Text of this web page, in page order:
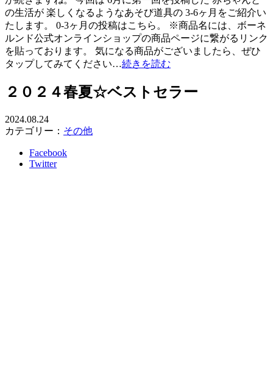
の生活が 楽しくなるようなあそび道具の 3-6ヶ月をご紹介い
たします。 0-3ヶ月の投稿はこちら。 ※商品名には、ボーネ
ルンド公式オンラインショップの商品ページに繋がるリンク
を貼っております。 気になる商品がございましたら、ぜひ
タップしてみてください…続きを読む
２０２４春夏☆ベストセラー
2024.08.24
カテゴリー： その他
Facebook
Twitter